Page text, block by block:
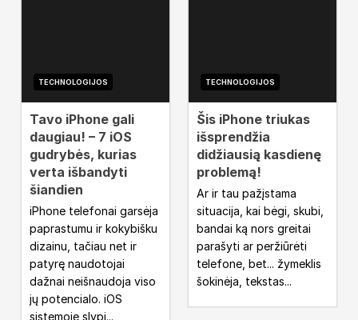
TECHNOLOGIJOS
Tavo iPhone gali
daugiau! – 7 iOS
gudrybės, kurias
verta išbandyti
šiandien
iPhone telefonai garsėja
paprastumu ir kokybišku
dizainu, tačiau net ir
patyrę naudotojai
dažnai neišnaudoja viso
jų potencialo. iOS
sistemoje slypi...
TECHNOLOGIJOS
Šis iPhone triukas
išsprendžia
didžiausią kasdienę
problemą!
Ar ir tau pažįstama
situacija, kai bėgi, skubi,
bandai ką nors greitai
parašyti ar peržiūrėti
telefone, bet... žymeklis
šokinėja, tekstas...